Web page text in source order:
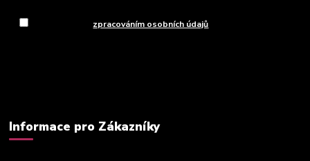
zpracováním osobních údajů
Informace pro Zákazníky